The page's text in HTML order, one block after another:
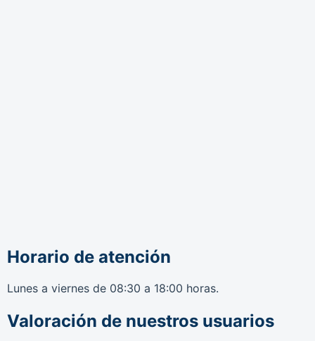
Horario de atención
Lunes a viernes de 08:30 a 18:00 horas.
Valoración de nuestros usuarios